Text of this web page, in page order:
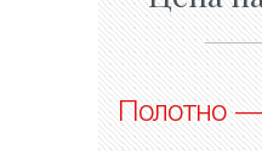
Полотно